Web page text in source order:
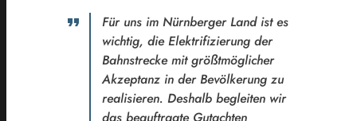
Für uns im Nürnberger Land ist es
wichtig, die Elektrifizierung der
Bahnstrecke mit größtmöglicher
Akzeptanz in der Bevölkerung zu
realisieren. Deshalb begleiten wir
das beauftragte Gutachten